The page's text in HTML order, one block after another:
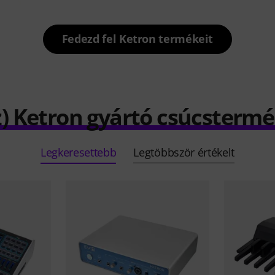
Fedezd fel Ketron termékeit
Ketron gyártó
Legkeresettebb Legtöbbször értékelt